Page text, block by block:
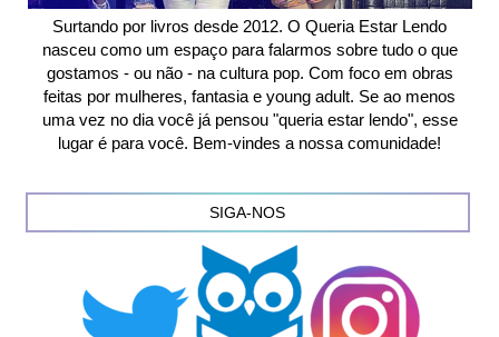
Surtando por livros desde 2012. O Queria Estar Lendo
nasceu como um espaço para falarmos sobre tudo o que
gostamos - ou não - na cultura pop. Com foco em obras
feitas por mulheres, fantasia e young adult. Se ao menos
uma vez no dia você já pensou "queria estar lendo", esse
lugar é para você. Bem-vindes a nossa comunidade!
SIGA-NOS